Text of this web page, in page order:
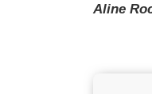
Aline